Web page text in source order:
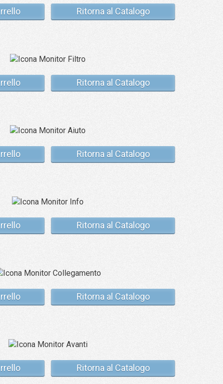
Ritorna al Catalogo
Ritorna al Catalogo
Ritorna al Catalogo
Ritorna al Catalogo
Ritorna al Catalogo
Ritorna al Catalogo